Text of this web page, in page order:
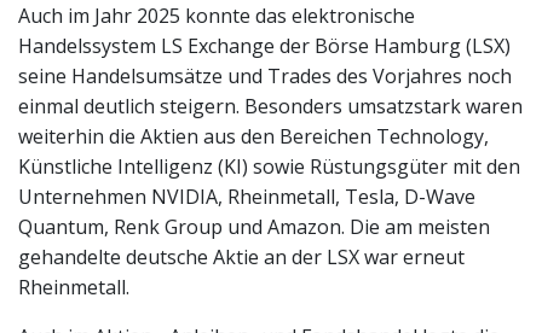
Auch im Jahr 2025 konnte das elektronische
Handelssystem LS Exchange der Börse Hamburg (LSX)
seine Handelsumsätze und Trades des Vorjahres noch
einmal deutlich steigern. Besonders umsatzstark waren
weiterhin die Aktien aus den Bereichen Technology,
Künstliche Intelligenz (KI) sowie Rüstungsgüter mit den
Unternehmen NVIDIA, Rheinmetall, Tesla, D-Wave
Quantum, Renk Group und Amazon. Die am meisten
gehandelte deutsche Aktie an der LSX war erneut
Rheinmetall.